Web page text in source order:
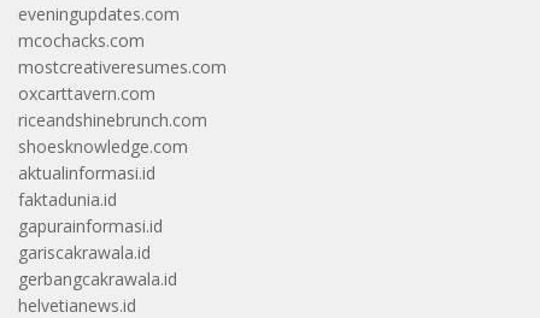
eveningupdates.com
mcochacks.com
mostcreativeresumes.com
oxcarttavern.com
riceandshinebrunch.com
shoesknowledge.com
aktualinformasi.id
faktadunia.id
gapurainformasi.id
gariscakrawala.id
gerbangcakrawala.id
helvetianews.id